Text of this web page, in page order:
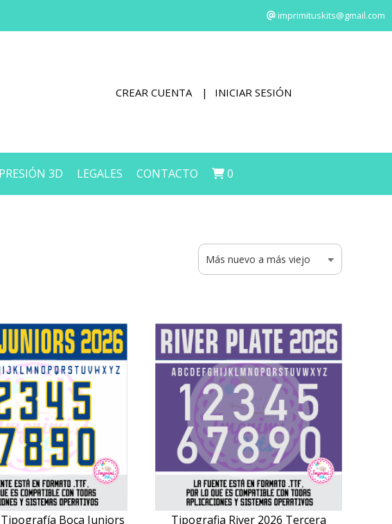
imprimituskits@gmail.com
CREAR CUENTA INICIAR SESIÓN
3D LEGALES CONTACTO 0
Boca Juniors Tipografia River 2026 Tercera